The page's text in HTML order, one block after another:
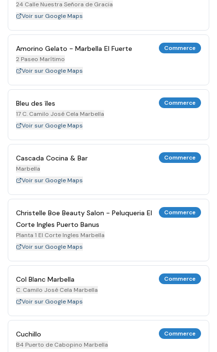
24 Calle Nuestra Señora de Gracia
Voir sur Google Maps
Amorino Gelato - Marbella El Fuerte
2 Paseo Marítimo
Commerce
Voir sur Google Maps
Bleu des îles
17 C. Camilo José Cela Marbella
Commerce
Voir sur Google Maps
Cascada Cocina & Bar
Marbella
Commerce
Voir sur Google Maps
Christelle Boe Beauty Salon - Peluqueria El
Corte Ingles Puerto Banus
Planta 1 El Corte Ingles Marbella
Commerce
Voir sur Google Maps
Col Blanc Marbella
C. Camilo José Cela Marbella
Commerce
Voir sur Google Maps
Cuchillo
B4 Puerto de Cabopino Marbella
Commerce